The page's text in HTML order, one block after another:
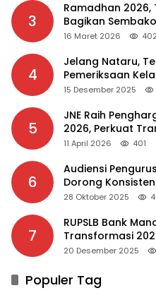
3
Ramadhan 2026,
Bagikan
Masyarakat
16 Maret 2026 402
4
Jelang Nataru,
Pemeriksaan
15 Desember 2025
5
JNE Raih
2026, Perkuat
11 April 2026 401
6
Audiensi
Dorong
28 Oktober 2025
7
RUPSLB Bank
Transformasi
20 Desember 2025
Populer Tag